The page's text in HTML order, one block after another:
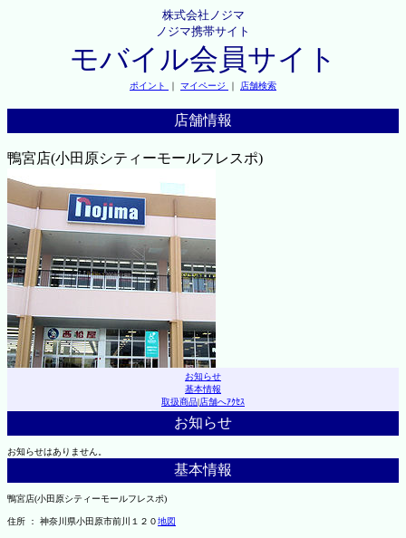
株式会社ノジマ
ノジマ携帯サイト
モバイル会員サイト
ポイント ｜ マイページ ｜ 店舗検索
店舗情報
鴨宮店(小田原シティーモールフレスポ)
お知らせ
基本情報
取扱商品|店舗へｱｸｾｽ
お知らせ
お知らせはありません。
基本情報
鴨宮店(小田原シティーモールフレスポ)
住所 ： 神奈川県小田原市前川１２０地図